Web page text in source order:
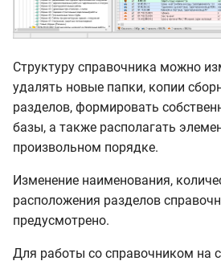
Структуру справочника можно
удалять новые папки, копии
разделов, формировать
базы, а также располагать
произвольном порядке.
Изменение наименования,
расположения разделов
предусмотрено.
Для работы со справочником на